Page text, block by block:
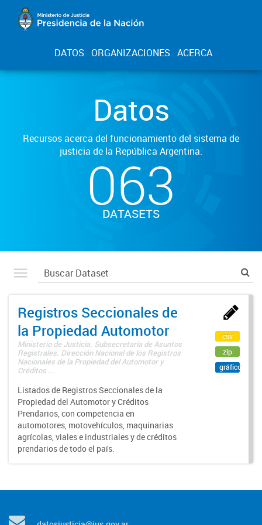
DATOS ORGANIZACIONES ACERCA
Datos
Recursos acerca del funcionamiento del sistema de
justicia de la República Argentina.
063
DATASETS
Registros Seccionales de
la Propiedad Automotor
Ministerio de Justicia. Subsecretaría de Asuntos
Registrales. Dirección Nacional de los Registros
Nacionales de la Propiedad del Automotor y
Créditos ...
Listados de Registros Seccionales de la
Propiedad del Automotor y Créditos
Prendarios, con competencia en
automotores, motovehículos, maquinarias
agrícolas, viales e industriales y de créditos
prendarios de todo el país.
csv
zip
gráfico